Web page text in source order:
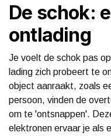
De schok:
ontlading
Je voelt de schok pas
lading zich probeert te
object aanraakt, zoals
persoon, vinden de
om te 'ontsnappen'.
elektronen ervaar je als